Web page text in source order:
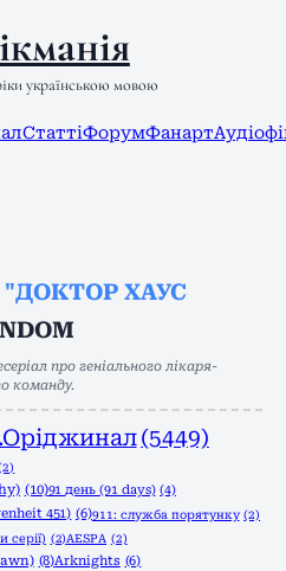
українською мовою
СтаттіФорумФанарт
"ДОКТОР ХАУС
про геніального лікаря-
команду.
.Оріджинал (5449)
(10)91 день (91 days) (4)
451) (6)911: служба порятунку (2)
серії) (2)AESPA (2)
(8)Arknights (6)